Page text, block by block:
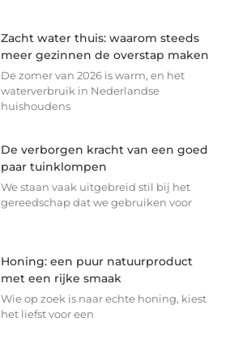
Zacht water thuis: waarom steeds
meer gezinnen de overstap maken
De zomer van 2026 is warm, en het
waterverbruik in Nederlandse
huishoudens
De verborgen kracht van een goed
paar tuinklompen
We staan vaak uitgebreid stil bij het
gereedschap dat we gebruiken voor
Honing: een puur natuurproduct
met een rijke smaak
Wie op zoek is naar echte honing, kiest
het liefst voor een